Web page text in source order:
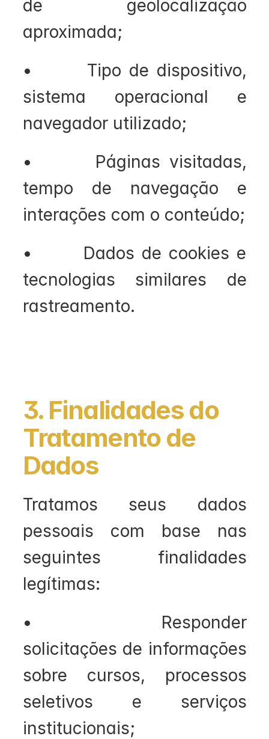
de geolocalização
aproximada;
•       Tipo de dispositivo,
sistema operacional e
navegador utilizado;
•       Páginas visitadas,
tempo de navegação e
interações com o conteúdo;
•       Dados de cookies e
tecnologias similares de
rastreamento.
3. Finalidades do
Tratamento de
Dados
Tratamos seus dados
pessoais com base nas
seguintes finalidades
legítimas:
•       Responder
solicitações de informações
sobre cursos, processos
seletivos e serviços
institucionais;